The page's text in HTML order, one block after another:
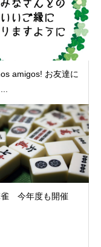
amigos! お友達に
雀 今年度も開催